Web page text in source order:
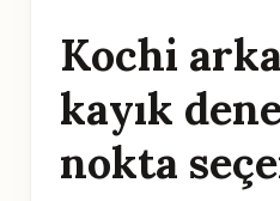
Kochi
kayık
nokta